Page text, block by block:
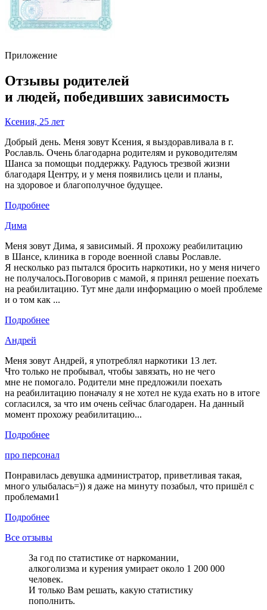
Приложение
Отзывы родителей
и людей, победивших зависимость
Ксения, 25 лет
Добрый день. Меня зовут Ксения, я выздоравливала в г.
Рославль. Очень благодарна родителям и руководителям
Шанса за помощьи поддержку. Радуюсь трезвой жизни
благодаря Центру, и у меня появились цели и планы,
на здоровое и благополучное будущее.
Подробнее
Дима
Меня зовут Дима, я зависимый. Я прохожу реабилитацию
в Шансе, клиника в городе военной славы Рославле.
Я несколько раз пытался бросить наркотики, но у меня ничего
не получалось.Поговорив с мамой, я принял решение поехать
на реабилитацию. Тут мне дали информацию о моей проблеме
и о том как ...
Подробнее
Андрей
Меня зовут Андрей, я употреблял наркотики 13 лет.
Что только не пробывал, чтобы завязать, но не чего
мне не помогало. Родители мне предложили поехать
на реабилитацию поначалу я не хотел не куда ехать но в итоге
согласился, за что им очень сейчас благодарен. На данный
момент прохожу реабилитацию...
Подробнее
про персонал
Понравилась девушка администратор, приветливая такая,
много улыбалась=)) я даже на минуту позабыл, что пришёл с
проблемами1
Подробнее
Все отзывы
За год по статистике от наркомании,
алкоголизма и курения умирает около 1 200 000
человек.
И только Вам решать, какую статистику
пополнить.